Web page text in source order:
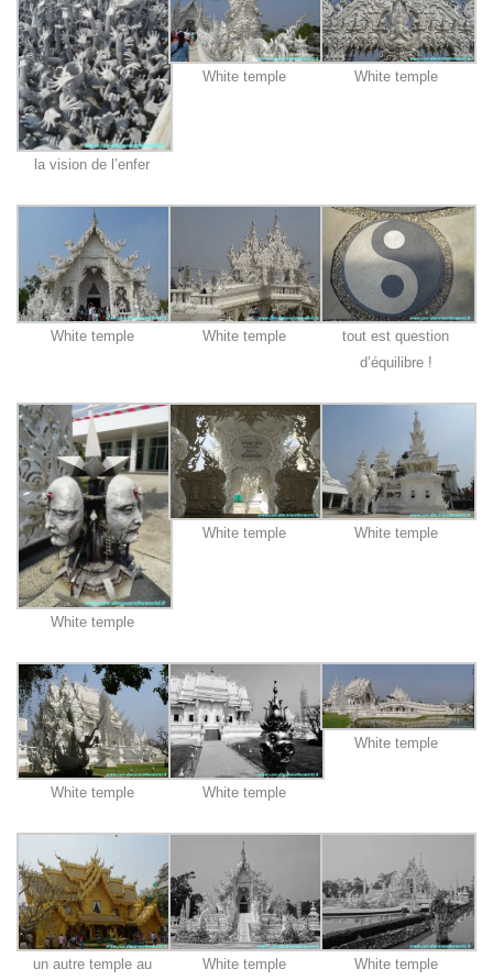
la vision de l’enfer
White temple White temple
White temple White temple
tout est question
d’équilibre !
White temple
White temple White temple
White temple White temple
White temple
un autre temple au
White temple White temple